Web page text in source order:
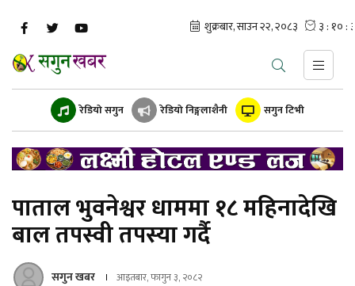
रेडियो सगुन रेडियो निङ्गलाशैनी सगुन टिभी
पाताल भुवनेश्वर धाममा १८ महिनादेखि
बाल तपस्वी तपस्या गर्दै
सगुन खबर आइतबार, फागुन ३, २०८२